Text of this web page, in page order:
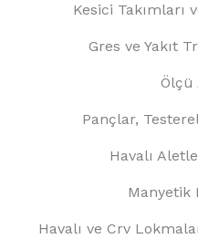
Kesici Takımları
Gres ve Yakıt
Ölçü
Pançlar,
Havalı
Manyetik
Havalı ve Crv